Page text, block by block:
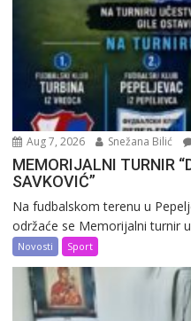
Aug 7, 2026 Snežana Bilić
MEMORIJALNI TURNIR
SAVKOVIĆ”
Na fudbalskom terenu u
održaće se Memorijalni turnir
Novosti Sport